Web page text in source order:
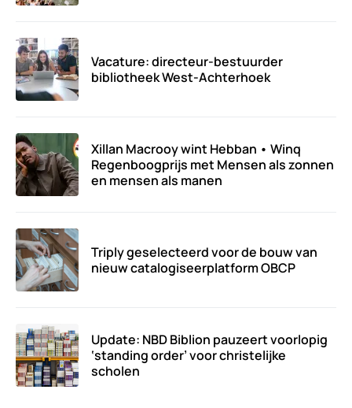
Vacature: directeur-bestuurder
bibliotheek West-Achterhoek
Xillan Macrooy wint Hebban • Winq
Regenboogprijs met Mensen als zonnen
en mensen als manen
Triply geselecteerd voor de bouw van
nieuw catalogiseerplatform OBCP
Update: NBD Biblion pauzeert voorlopig
‘standing order’ voor christelijke
scholen